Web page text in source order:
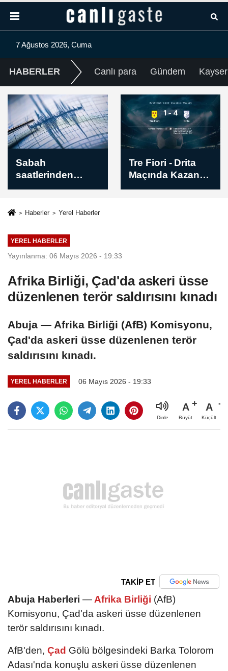
7 Ağustos 2026, Cuma
HABERLER Canlı para Gündem
Tre Fiori - Drita
Maçında Kazanan
Belli Oldu! İşte
Avrupa
Konferans Ligi |
Hibernian -
Haberler Yerel Haberler
YEREL HABERLER
Yayınlanma: 06 Mayıs 2026 - 19:33
Afrika Birliği, Çad'da askeri üsse
düzenlenen terör saldırısını kınadı
Abuja — Afrika Birliği (AfB) Komisyonu,
Çad'da askeri üsse düzenlenen terör
saldırısını kınadı.
YEREL HABERLER 06 Mayıs 2026 - 19:33
Dinle
A
Büyüt
A
Küçült
TAKİP ET
Abuja Haberleri —Afrika Birliği (AfB)
Komisyonu, Çad'da askeri üsse düzenlenen
terör saldırısını kınadı.
AfB'den, Çad Gölü bölgesindeki Barka Tolorom
Adası'nda konuşlu askeri üsse düzenlenen